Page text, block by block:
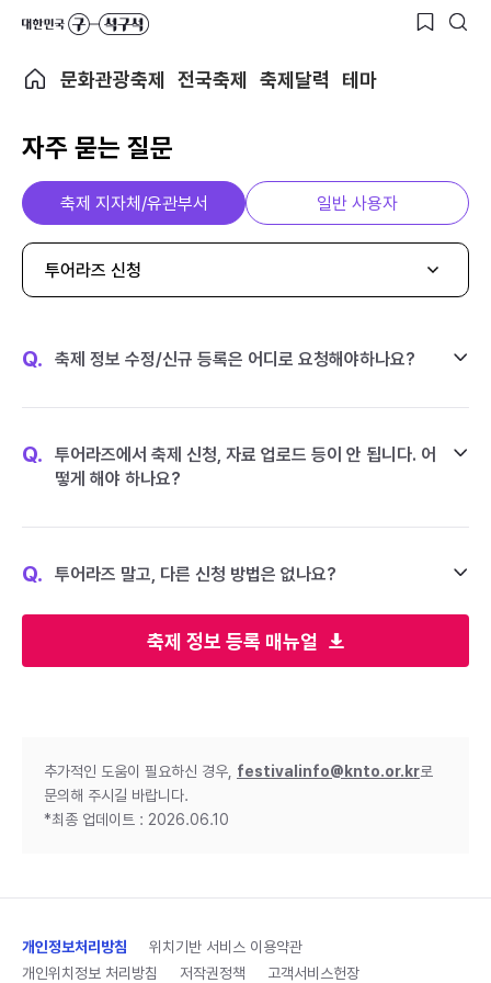
문화관광축제 전국축제 축제달력 테마
자주 묻는 질문
축제 정보 등록 매뉴얼
축제 지자체/유관부서 일반 사용자
투어라즈 신청
Q. 축제 정보 수정/신규 등록은 어디로 요청해야하나요?
Q.
투어라즈에서 축제 신청, 자료 업로드 등이 안 됩니다. 어
떻게 해야 하나요?
Q. 투어라즈 말고, 다른 신청 방법은 없나요?
추가적인 도움이 필요하신 경우, festivalinfo@knto.or.kr로
문의해 주시길 바랍니다.
*최종 업데이트 : 2026.06.10
개인정보처리방침
위치기반 서비스 이용약관
개인위치정보 처리방침
저작권정책 고객서비스헌장